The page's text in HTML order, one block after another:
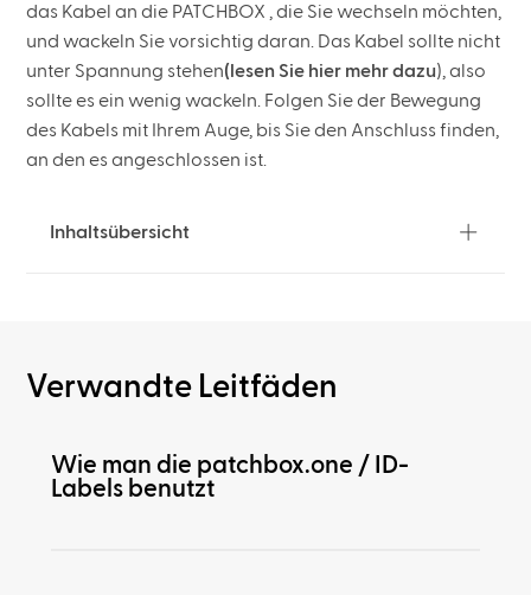
das Kabel an die PATCHBOX , die Sie wechseln möchten,
und wackeln Sie vorsichtig daran. Das Kabel sollte nicht
unter Spannung stehen(lesen Sie hier mehr dazu), also
sollte es ein wenig wackeln. Folgen Sie der Bewegung
des Kabels mit Ihrem Auge, bis Sie den Anschluss finden,
an den es angeschlossen ist.
Inhaltsübersicht
Verwandte Leitfäden
Wie man die patchbox.one / ID-
Labels benutzt